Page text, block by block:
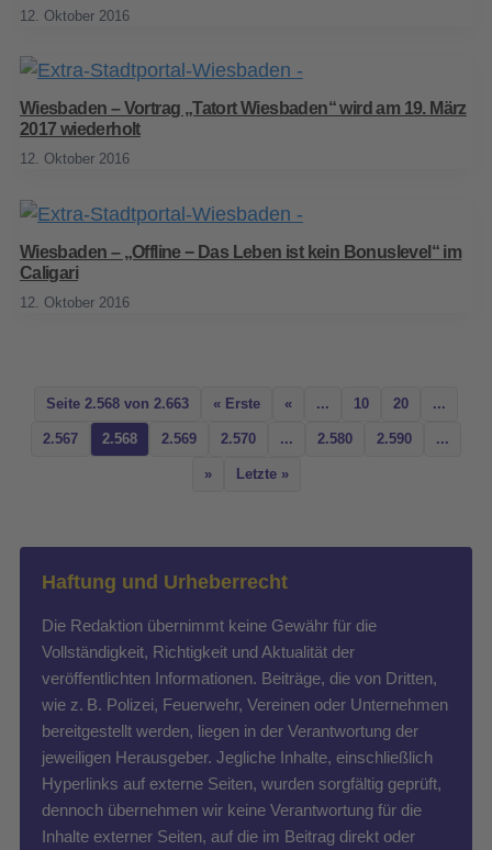
12. Oktober 2016
Wiesbaden – Vortrag „Tatort Wiesbaden“ wird am 19. März
2017 wiederholt
12. Oktober 2016
Wiesbaden – „Offline − Das Leben ist kein Bonuslevel“ im
Caligari
12. Oktober 2016
Seite 2.568 von 2.663 « Erste « ... 10 20 ...
2.567 2.568 2.569 2.570 ... 2.580 2.590 ...
» Letzte »
Haftung und Urheberrecht
Die Redaktion übernimmt keine Gewähr für die
Vollständigkeit, Richtigkeit und Aktualität der
veröffentlichten Informationen. Beiträge, die von Dritten,
wie z. B. Polizei, Feuerwehr, Vereinen oder Unternehmen
bereitgestellt werden, liegen in der Verantwortung der
jeweiligen Herausgeber. Jegliche Inhalte, einschließlich
Hyperlinks auf externe Seiten, wurden sorgfältig geprüft,
dennoch übernehmen wir keine Verantwortung für die
Inhalte externer Seiten, auf die im Beitrag direkt oder